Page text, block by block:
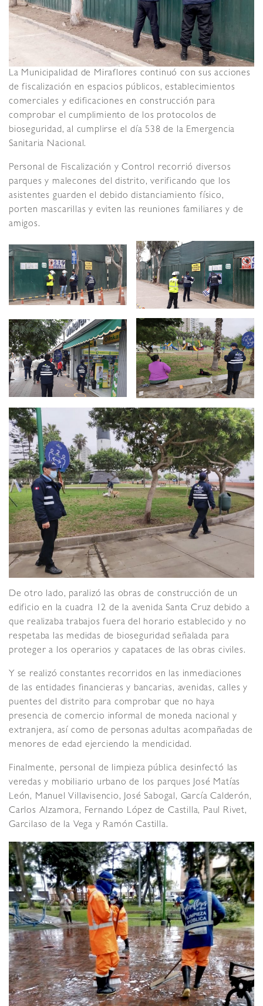
La Municipalidad de Miraflores continuó con sus acciones
de fiscalización en espacios públicos, establecimientos
comerciales y edificaciones en construcción para
comprobar el cumplimiento de los protocolos de
bioseguridad, al cumplirse el día 538 de la Emergencia
Sanitaria Nacional.
Personal de Fiscalización y Control recorrió diversos
parques y malecones del distrito, verificando que los
asistentes guarden el debido distanciamiento físico,
porten mascarillas y eviten las reuniones familiares y de
amigos.
De otro lado, paralizó las obras de construcción de un
edificio en la cuadra 12 de la avenida Santa Cruz debido a
que realizaba trabajos fuera del horario establecido y no
respetaba las medidas de bioseguridad señalada para
proteger a los operarios y capataces de las obras civiles.
Y se realizó constantes recorridos en las inmediaciones
de las entidades financieras y bancarias, avenidas, calles y
puentes del distrito para comprobar que no haya
presencia de comercio informal de moneda nacional y
extranjera, así como de personas adultas acompañadas de
menores de edad ejerciendo la mendicidad.
Finalmente, personal de limpieza pública desinfectó las
veredas y mobiliario urbano de los parques José Matías
León, Manuel Villavisencio, José Sabogal, García Calderón,
Carlos Alzamora, Fernando López de Castilla, Paul Rivet,
Garcilaso de la Vega y Ramón Castilla.